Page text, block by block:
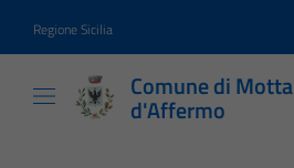
Regione Sicilia
Comune di Motta
d'Affermo